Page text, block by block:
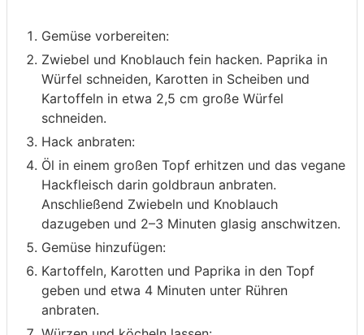
Gemüse vorbereiten:
Zwiebel und Knoblauch fein hacken. Paprika in
Würfel schneiden, Karotten in Scheiben und
Kartoffeln in etwa 2,5 cm große Würfel
schneiden.
Hack anbraten:
Öl in einem großen Topf erhitzen und das vegane
Hackfleisch darin goldbraun anbraten.
Anschließend Zwiebeln und Knoblauch
dazugeben und 2–3 Minuten glasig anschwitzen.
Gemüse hinzufügen:
Kartoffeln, Karotten und Paprika in den Topf
geben und etwa 4 Minuten unter Rühren
anbraten.